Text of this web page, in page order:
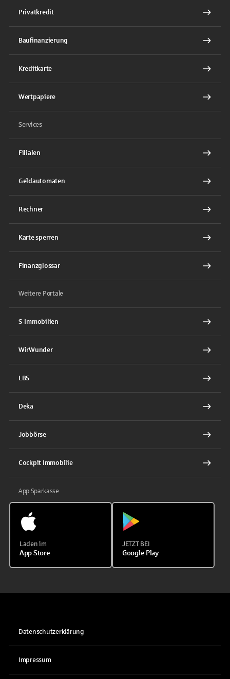
Privatkredit
Baufinanzierung
Kreditkarte
Wertpapiere
Services
Filialen
Geldautomaten
Rechner
Karte sperren
Finanzglossar
Weitere Portale
S-Immobilien
WirWunder
LBS
Deka
Jobbörse
Cockpit Immobilie
App Sparkasse
Laden im
App Store
JETZT BEI
Google Play
Datenschutzerklärung
Impressum